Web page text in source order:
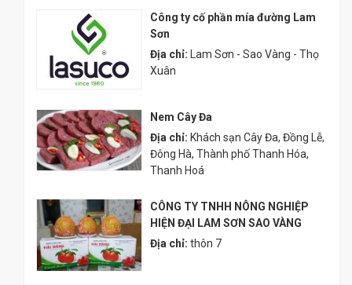
Công ty cố phần mía đường Lam
Sơn
Địa chỉ: Lam Sơn - Sao Vàng - Thọ
Xuân
Nem Cây Đa
Địa chỉ: Khách sạn Cây Đa, Đồng Lễ,
Đông Hà, Thành phố Thanh Hóa,
Thanh Hoá
CÔNG TY TNHH NÔNG NGHIỆP
HIỆN ĐẠI LAM SƠN SAO VÀNG
Địa chỉ: thôn 7